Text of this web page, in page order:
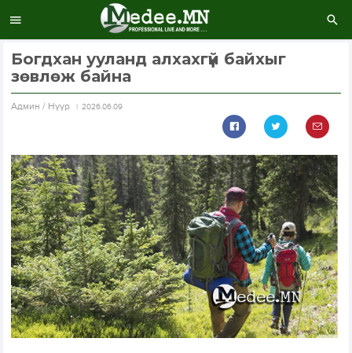
Богдхан ууланд алхахгүй байхыг
зөвлөж байна
Aдмин / Нүүр 2026.06.09